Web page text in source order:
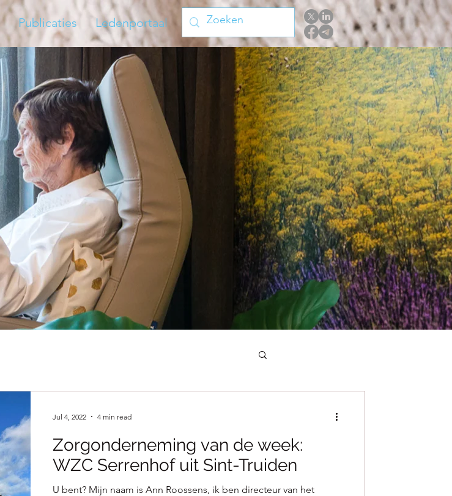
Publicaties Ledenportaal
Zorgonderneming van de week:
WZC Serrenhof uit Sint-Truiden
U bent? Mijn naam is Ann Roossens, ik ben directeur van het
Jul 4, 2022 4 min read